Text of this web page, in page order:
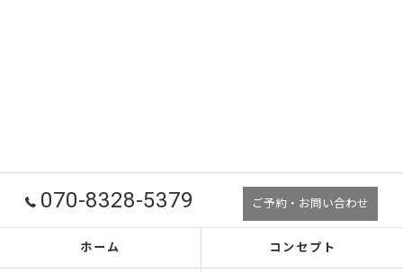
070-8328-5379 ご予約・お問い合わせ
ホーム コンセプト